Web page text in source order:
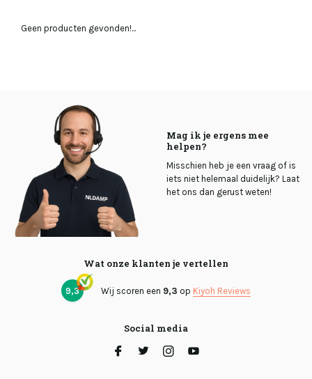
Geen producten gevonden!...
Mag ik je ergens mee
helpen?
Misschien heb je een vraag of is
iets niet helemaal duidelijk? Laat
het ons dan gerust weten!
Wat onze klanten je vertellen
9,3 Wij scoren een 9,3 op Kiyoh Reviews
Social media